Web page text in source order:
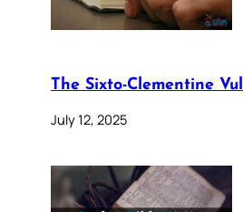
The Sixto-Clementine
July 12, 2025